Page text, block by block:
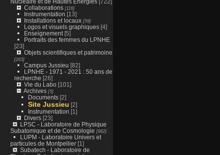
Collaborations[116]
Instrumentation [13]
Installations et locaux[59]
Logos et visuels graphiques[4]
Enseignement[5]
Portraits des femmes du LPNHE
[23]
Objets scientifiques et patrimoine
[263]
Campus Jussieu [82]
LPNHE - 1971 - 2021 : 50 ans de
recherche [26]
Vie du Labo[101]
Archives[5]
Documents[2]
Site Jussieu [2]
Instrumentation [1]
Divers[23]
LPSC - Laboratoire de Physique
Subatomique et de Cosmologie [982]
LUPM - Laboratoire Univers et
particules de Montpellier[1]
Subatech - Laboratoire de